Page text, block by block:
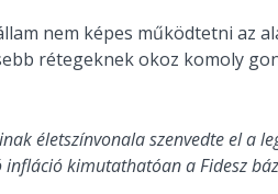
nem képes működtetni az
rétegeknek okoz komoly
életszínvonala szenvedte el a
kimutathatóan a Fidesz